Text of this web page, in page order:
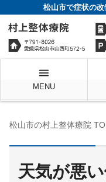
松山市で症状の
menu
MENU
松山市の村上整体療院
天気が悪